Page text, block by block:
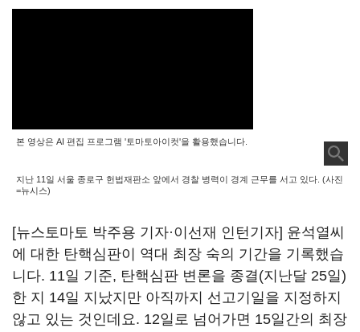
본 영상은 AI 편집 프로그램 '토마토아이컷'을 활용했습니다.
지난 11일 서울 종로구 헌법재판소 앞에서 경찰 병력이 경계 근무를 서고 있다. (사진
=뉴시스)
[뉴스토마토 박주용 기자·이선재 인턴기자] 윤석열씨
에 대한 탄핵심판이 역대 최장 숙의 기간을 기록했습
니다. 11일 기준, 탄핵심판 변론을 종결(지난달 25일)
한 지 14일 지났지만 아직까지 선고기일을 지정하지
않고 있는 것인데요. 12일로 넘어가면 15일간의 최장